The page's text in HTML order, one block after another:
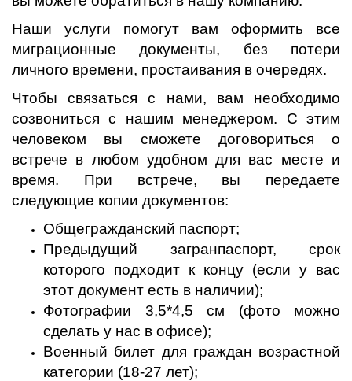
Наши услуги помогут вам оформить все
миграционные документы, без потери
личного времени, простаивания в очередях.
Чтобы связаться с нами, вам необходимо
созвониться с нашим менеджером. С этим
человеком вы сможете договориться о
встрече в любом удобном для вас месте и
время. При встрече, вы передаете
следующие копии документов:
Общегражданский паспорт;
Предыдущий загранпаспорт, срок
которого подходит к концу (если у вас
этот документ есть в наличии);
Фотографии 3,5*4,5 см (фото можно
сделать у нас в офисе);
Военный билет для граждан возрастной
категории (18-27 лет);